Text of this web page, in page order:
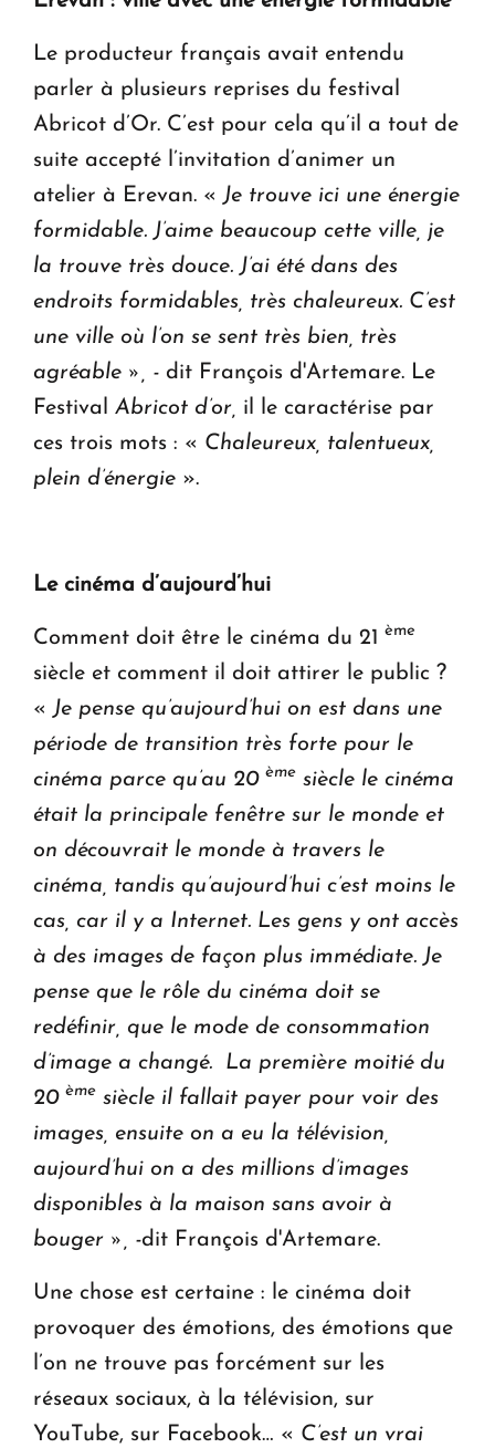
Le producteur français avait entendu
parler à plusieurs reprises du festival
Abricot d’Or. C’est pour cela qu’il a tout de
suite accepté l’invitation d’animer un
atelier à Erevan. « Je trouve ici une énergie
formidable. J’aime beaucoup cette ville, je
la trouve très douce. J’ai été dans des
endroits formidables, très chaleureux. C’est
une ville où l’on se sent très bien, très
agréable », - dit François d'Artemare. Le
Festival Abricot d’or, il le caractérise par
ces trois mots : « Chaleureux, talentueux,
plein d’énergie ».
Le cinéma d’aujourd’hui
Comment doit être le cinéma du 21 ème
siècle et comment il doit attirer le public ?
« Je pense qu’aujourd’hui on est dans une
période de transition très forte pour le
cinéma parce qu’au 20 ème siècle le cinéma
était la principale fenêtre sur le monde et
on découvrait le monde à travers le
cinéma, tandis qu’aujourd’hui c’est moins le
cas, car il y a Internet. Les gens y ont accès
à des images de façon plus immédiate. Je
pense que le rôle du cinéma doit se
redéfinir, que le mode de consommation
d’image a changé. La première moitié du
20 ème siècle il fallait payer pour voir des
images, ensuite on a eu la télévision,
aujourd’hui on a des millions d’images
disponibles à la maison sans avoir à
bouger », -dit François d'Artemare.
Une chose est certaine : le cinéma doit
provoquer des émotions, des émotions que
l’on ne trouve pas forcément sur les
réseaux sociaux, à la télévision, sur
YouTube, sur Facebook… « C’est un vrai